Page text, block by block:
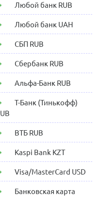
Любой банк RUB
Любой банк UAH
СБП RUB
Сбербанк RUB
Альфа-Банк RUB
Т-Банк (Тинькофф)
ВТБ RUB
Kaspi Bank KZT
Visa/MasterCard USD
Банковская карта